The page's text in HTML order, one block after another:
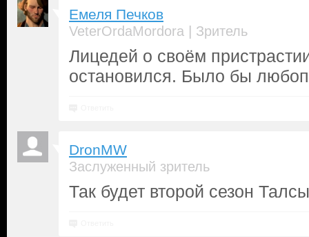
Емеля Печков
VeterOrdaMordora | Зритель
Лицедей о своём
остановился. Было бы
DronMW
Заслуженный зритель
Так будет второй сезон